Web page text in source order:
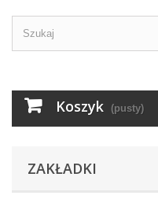
Koszyk (pusty)
ZAKŁADKI